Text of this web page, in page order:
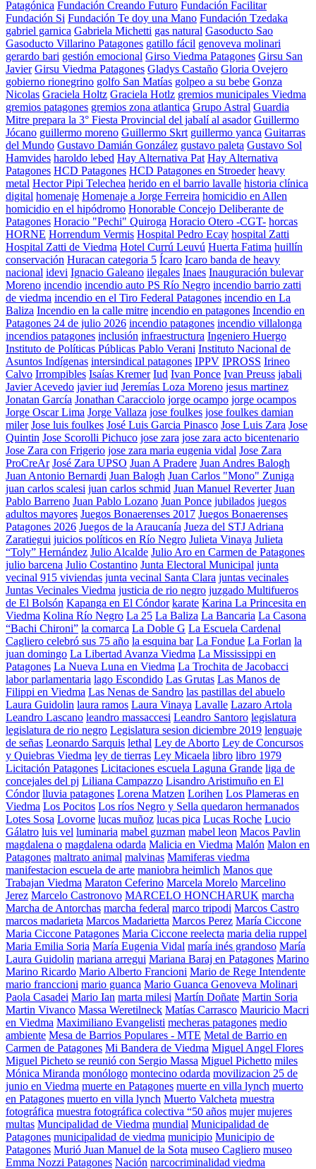
Patagónica Fundación Creando Futuro Fundación Facilitar
Fundación Si Fundación Te doy una Mano Fundación Tzedaka
gabriel garnica Gabriela Michetti gas natural Gasoducto Sao
Gasoducto Villarino Patagones gatillo fácil genoveva molinari
gerardo bari gestión emocional Girso Viedma Patagones Girsu San
Javier Girsu Viedma Patagones Gladys Castaño Gloria Ovejero
gobierno rionegrino golfo San Matías golpeo a su bebe Gonza
Nicolas Graciela Holtz Graciela Hotlz gremios municipales Viedma
gremios patagones gremios zona atlantica Grupo Astral Guardia
Mitre prepara la 3° Fiesta Provincial del jabalí al asador Guillermo
Jócano guillermo moreno Guillermo Skrt guillermo yanca Guitarras
del Mundo Gustavo Damián González gustavo paleta Gustavo Sol
Hamvides haroldo lebed Hay Alternativa Pat Hay Alternativa
Patagones HCD Patagones HCD Patagones en Stroeder heavy
metal Hector Pipi Telechea herido en el barrio lavalle historia clínica
digital homenaje Homenaje a Jorge Ferreira homicidio en Allen
homicidio en el hipódromo Honorable Concejo Deliberante de
Patagones Horacio "Pechi" Quiroga Horacio Otero -CGT- horcas
HORNE Horrendum Vermis Hospital Pedro Ecay hospital Zatti
Hospital Zatti de Viedma Hotel Currú Leuvú Huerta Fatima huillín
conservación Huracan categoria 5 Ícaro Icaro banda de heavy
nacional idevi Ignacio Galeano ilegales Inaes Inauguración bulevar
Moreno incendio incendio auto PS Río Negro incendio barrio zatti
de viedma incendio en el Tiro Federal Patagones incendio en La
Baliza Incendio en la calle mitre incendio en patagones Incendio en
Patagones 24 de julio 2026 incendio patagones incendio villalonga
incendios patagones inclusión infraestructura Ingeniero Huergo
Instituto de Políticas Públicas Pablo Verani Instituto Nacional de
Asuntos Indígenas intersindical patagones IPPV IPROSS Irineo
Calvo Irrompibles Isaías Kremer Iud Ivan Ponce Ivan Preuss jabali
Javier Acevedo javier iud Jeremías Loza Moreno jesus martinez
Jonatan García Jonathan Caracciolo jorge ocampo jorge ocampos
Jorge Oscar Lima Jorge Vallaza jose foulkes jose foulkes damian
miler Jose luis foulkes José Luis Garcia Pinasco Jose Luis Zara Jose
Quintin Jose Scorolli Pichuco jose zara jose zara acto bicentenario
Jose Zara con Frigerio jose zara maria eugenia vidal Jose Zara
ProCreAr José Zara UPSO Juan A Pradere Juan Andres Balogh
Juan Antonio Bernardi Juan Balogh Juan Carlos "Mono" Zuniga
juan carlos scalesi juan carlos schmid Juan Manuel Reverter Juan
Pablo Barreno Juan Pablo Lozano Juan Ponce jubilados juegos
adultos mayores Juegos Bonaerenses 2017 Juegos Bonaerenses
Patagones 2026 Juegos de la Araucanía Jueza del STJ Adriana
Zaratiegui juicios políticos en Río Negro Julieta Vinaya Julieta
“Toly” Hernández Julio Alcalde Julio Aro en Carmen de Patagones
julio barcena Julio Costantino Junta Electoral Municipal junta
vecinal 915 viviendas junta vecinal Santa Clara juntas vecinales
Juntas Vecinales Viedma justicia de rio negro juzgado Multifueros
de El Bolsón Kapanga en El Cóndor karate Karina La Princesita en
Viedma Kolina Río Negro La 25 La Baliza La Bancaria La Casona
“Bachi Chironi” la comarca La Doble G La Escuela Cardenal
Cagliero celebró sus 75 año la esquina bar La Fondue La Forlan la
juan domingo La Libertad Avanza Viedma La Mississippi en
Patagones La Nueva Luna en Viedma La Trochita de Jacobacci
labor parlamentaria lago Escondido Las Grutas Las Manos de
Filippi en Viedma Las Nenas de Sandro las pastillas del abuelo
Laura Guidolin laura ramos Laura Vinaya Lavalle Lazaro Artola
Leandro Lascano leandro massaccesi Leandro Santoro legislatura
legislatura de rio negro Legislatura sesion diciembre 2019 lenguaje
de señas Leonardo Sarquis lethal Ley de Aborto Ley de Concursos
y Quiebras Viedma ley de tierras Ley Micaela libro libro 1979
Licitación Patagones Licitaciones escuela Laguna Grande liga de
concejales del pj Liliana Campazzo Lisandro Aristimuño en El
Cóndor lluvia patagones Lorena Matzen Lorihen Los Plameras en
Viedma Los Pocitos Los ríos Negro y Sella quedaron hermanados
Lotes Sosa Lovorne lucas muñoz lucas pica Lucas Roche Lucio
Gálatro luis vel luminaria mabel guzman mabel leon Macos Pavlin
magdalena o magdalena odarda Malicia en Viedma Malón Malon en
Patagones maltrato animal malvinas Mamiferas viedma
manifestacion escuela de arte maniobra heimlich Manos que
Trabajan Viedma Maraton Ceferino Marcela Morelo Marcelino
Jerez Marcelo Castronovo MARCELO HONCHARUK marcha
Marcha de Antorchas marcha federal marco tripodi Marcos Castro
marcos madarieta Marcos Madarietta Marcos Perez María Ciccone
Maria Ciccone Patagones Maria Ciccone reelecta maria delia ruppel
Maria Emilia Soria María Eugenia Vidal maría inés grandoso María
Laura Guidolin mariana arregui Mariana Baraj en Patagones Marino
Marino Ricardo Mario Alberto Francioni Mario de Rege Intendente
mario franccioni mario guanca Mario Guanca Genoveva Molinari
Paola Casadei Mario Ian marta milesi Martín Doñate Martin Soria
Martin Vivanco Massa Weretilneck Matías Carrasco Mauricio Macri
en Viedma Maximiliano Evangelisti mecheras patagones medio
ambiente Mesa de Barrios Populares - MTE Metal de Barrio en
Carmen de Patagones Mi Bandera de Viedma Miguel Angel Flores
Miguel Picheto se reunió con Sergio Massa Miguel Pichetto miles
Mónica Miranda monólogo montecino odarda movilizacion 25 de
junio en Viedma muerte en Patagones muerte en villa lynch muerto
en Patagones muerto en villa lynch Muerto Valcheta muestra
fotográfica muestra fotográfica colectiva “50 años mujer mujeres
multas Muncipalidad de Viedma mundial Municipalidad de
Patagones municipalidad de viedma municipio Municipio de
Patagones Murió Juan Manuel de la Sota museo Cagliero museo
Emma Nozzi Patagones Nación narcocriminalidad viedma